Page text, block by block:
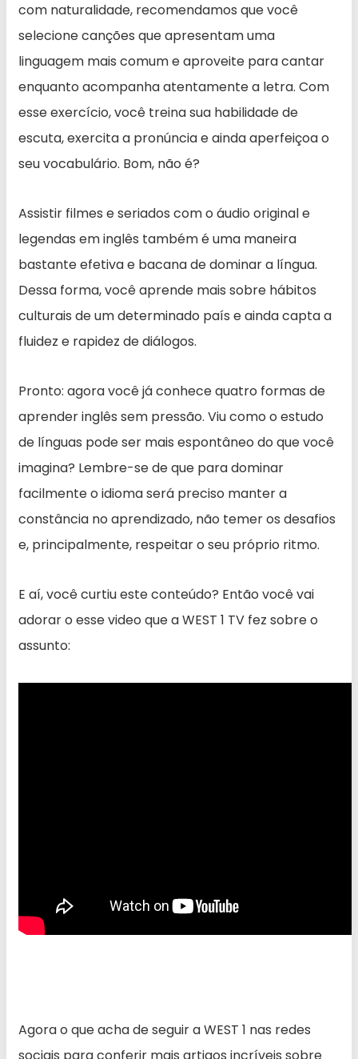
com naturalidade, recomendamos que você
selecione canções que apresentam uma
linguagem mais comum e aproveite para cantar
enquanto acompanha atentamente a letra. Com
esse exercício, você treina sua habilidade de
escuta, exercita a pronúncia e ainda aperfeiçoa o
seu vocabulário. Bom, não é?
Assistir filmes e seriados com o áudio original e
legendas em inglês também é uma maneira
bastante efetiva e bacana de dominar a língua.
Dessa forma, você aprende mais sobre hábitos
culturais de um determinado país e ainda capta a
fluidez e rapidez de diálogos.
Pronto: agora você já conhece quatro formas de
aprender inglês sem pressão. Viu como o estudo
de línguas pode ser mais espontâneo do que você
imagina? Lembre-se de que para dominar
facilmente o idioma será preciso manter a
constância no aprendizado, não temer os desafios
e, principalmente, respeitar o seu próprio ritmo.
E aí, você curtiu este conteúdo? Então você vai
adorar o esse video que a WEST 1 TV fez sobre o
assunto:
Agora o que acha de seguir a WEST 1 nas redes
sociais para conferir mais artigos incríveis sobre